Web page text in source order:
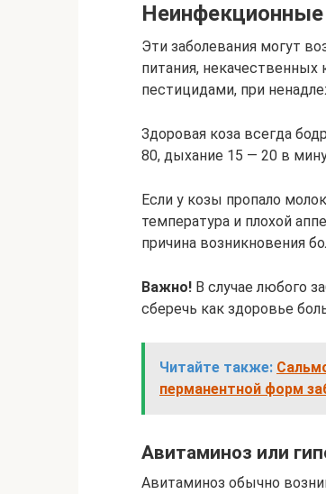
Неинфекционные
Эти заболевания могут
питания,
пестицидами, при
Здоровая коза всегда
80, дыхание 15 — 20 в
Если у козы пропало
температура и плохой
причина возникновения
Важно! В случае любого
сберечь как здоровье
Читайте также:
перманентной форм
Авитаминоз или
Авитаминоз обычно